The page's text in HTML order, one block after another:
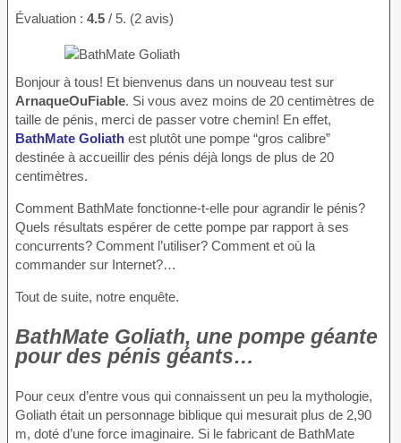
Évaluation : 4.5 / 5. (2 avis)
Bonjour à tous! Et bienvenus dans un nouveau test sur
ArnaqueOuFiable. Si vous avez moins de 20 centimètres de
taille de pénis, merci de passer votre chemin! En effet,
BathMate Goliath est plutôt une pompe “gros calibre”
destinée à accueillir des pénis déjà longs de plus de 20
centimètres.
Comment BathMate fonctionne-t-elle pour agrandir le pénis?
Quels résultats espérer de cette pompe par rapport à ses
concurrents? Comment l’utiliser? Comment et où la
commander sur Internet?…
Tout de suite, notre enquête.
BathMate Goliath, une pompe géante
pour des pénis géants…
Pour ceux d’entre vous qui connaissent un peu la mythologie,
Goliath était un personnage biblique qui mesurait plus de 2,90
m, doté d’une force imaginaire. Si le fabricant de BathMate